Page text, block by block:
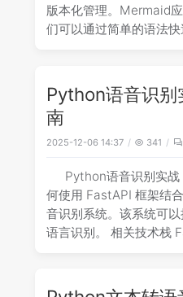
版本化管理。Mermaid
们可以通过简单的语法
Python语音识
南
2025-12-06 14:37 341
Python语音识别实
何使用 FastAPI 框架结
音识别系统。该系统可
语言识别。 相关技术栈